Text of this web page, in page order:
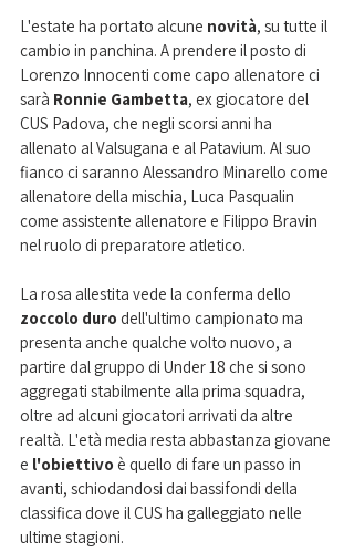
L'estate ha portato alcune novità, su tutte il
cambio in panchina. A prendere il posto di
Lorenzo Innocenti come capo allenatore ci
sarà Ronnie Gambetta, ex giocatore del
CUS Padova, che negli scorsi anni ha
allenato al Valsugana e al Patavium. Al suo
fianco ci saranno Alessandro Minarello come
allenatore della mischia, Luca Pasqualin
come assistente allenatore e Filippo Bravin
nel ruolo di preparatore atletico.
La rosa allestita vede la conferma dello
zoccolo duro dell'ultimo campionato ma
presenta anche qualche volto nuovo, a
partire dal gruppo di Under 18 che si sono
aggregati stabilmente alla prima squadra,
oltre ad alcuni giocatori arrivati da altre
realtà. L'età media resta abbastanza giovane
e l'obiettivo è quello di fare un passo in
avanti, schiodandosi dai bassifondi della
classifica dove il CUS ha galleggiato nelle
ultime stagioni.